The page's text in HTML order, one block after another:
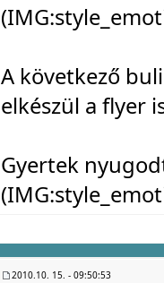
(IMG:
A következő
elkészül a flyer
Gyertek
(IMG:
2010.10. 15. - 09:50:53